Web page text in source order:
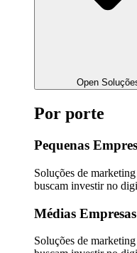
Open
Por porte
Pequenas
Soluções de
buscam investir no
Médias Empresas
Soluções de